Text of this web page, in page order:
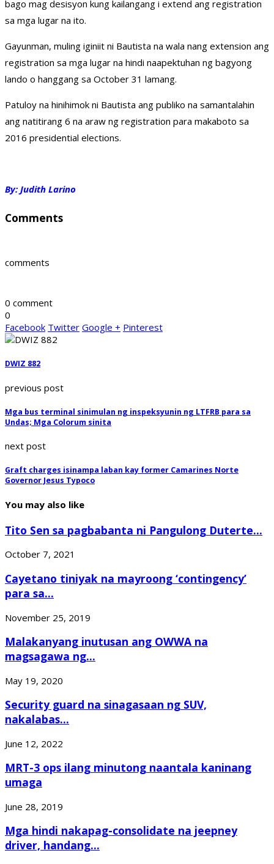
bago mag desisyon kung kailangang i extend ang registration
sa mga lugar na ito.
Gayunman, muling iginiit ni Bautista na wala nang extension ang
registration sa mga lugar na hindi naapektuhan ng bagyong
lando o hanggang sa October 31 lamang.
Patuloy na hinihimok ni Bautista ang publiko na samantalahin
ang natitirang 6 na araw ng registration para makaboto sa
2016 presidential elections.
By: Judith Larino
Comments
comments
0 comment
0
Facebook Twitter Google + Pinterest
DWIZ 882
previous post
Mga bus terminal sinimulan ng inspeksyunin ng LTFRB para sa
Undas; Mga Colorum sinita
next post
Graft charges isinampa laban kay former Camarines Norte
Governor Jesus Typoco
You may also like
Tito Sen sa pagbabanta ni Pangulong Duterte...
October 7, 2021
Cayetano tiniyak na mayroong ‘contingency’
para sa...
November 25, 2019
Malakanyang inutusan ang OWWA na
magsagawa ng...
May 19, 2020
Security guard na sinagasaan ng SUV,
nakalabas...
June 12, 2022
MRT-3 ops ilang minutong naantala kaninang
umaga
June 28, 2019
Mga hindi nakapag-consolidate na jeepney
driver, handang...